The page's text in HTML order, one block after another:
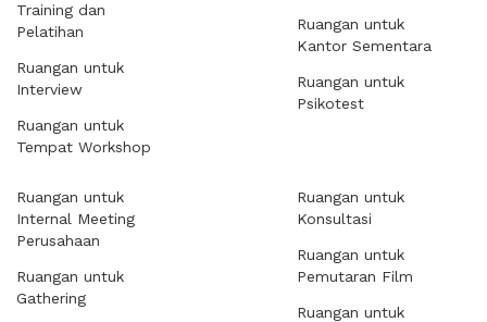
Training dan
Pelatihan
Ruangan untuk
Interview
Ruangan untuk
Tempat Workshop
Ruangan untuk
Kantor Sementara
Ruangan untuk
Psikotest
Ruangan untuk
Internal Meeting
Perusahaan
Ruangan untuk
Gathering
Ruangan untuk
Konsultasi
Ruangan untuk
Pemutaran Film
Ruangan untuk